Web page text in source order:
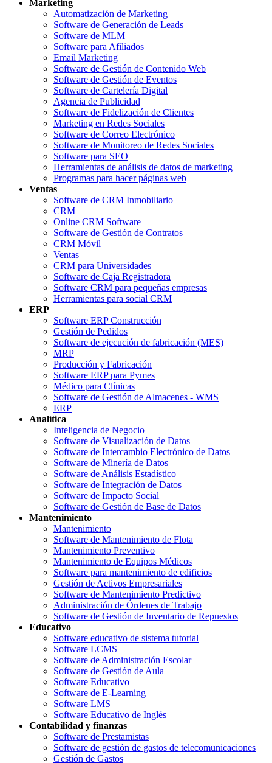
Marketing
Automatización de Marketing
Software de Generación de Leads
Software de MLM
Software para Afiliados
Email Marketing
Software de Gestión de Contenido Web
Software de Gestión de Eventos
Software de Cartelería Digital
Agencia de Publicidad
Software de Fidelización de Clientes
Marketing en Redes Sociales
Software de Correo Electrónico
Software de Monitoreo de Redes Sociales
Software para SEO
Herramientas de análisis de datos de marketing
Programas para hacer páginas web
Ventas
Software de CRM Inmobiliario
CRM
Online CRM Software
Software de Gestión de Contratos
CRM Móvil
Ventas
CRM para Universidades
Software de Caja Registradora
Software CRM para pequeñas empresas
Herramientas para social CRM
ERP
Software ERP Construcción
Gestión de Pedidos
Software de ejecución de fabricación (MES)
MRP
Producción y Fabricación
Software ERP para Pymes
Médico para Clínicas
Software de Gestión de Almacenes - WMS
ERP
Analítica
Inteligencia de Negocio
Software de Visualización de Datos
Software de Intercambio Electrónico de Datos
Software de Minería de Datos
Software de Análisis Estadístico
Software de Integración de Datos
Software de Impacto Social
Software de Gestión de Base de Datos
Mantenimiento
Mantenimiento
Software de Mantenimiento de Flota
Mantenimiento Preventivo
Mantenimiento de Equipos Médicos
Software para mantenimiento de edificios
Gestión de Activos Empresariales
Software de Mantenimiento Predictivo
Administración de Órdenes de Trabajo
Software de Gestión de Inventario de Repuestos
Educativo
Software educativo de sistema tutorial
Software LCMS
Software de Administración Escolar
Software de Gestión de Aula
Software Educativo
Software de E-Learning
Software LMS
Software Educativo de Inglés
Contabilidad y finanzas
Software de Prestamistas
Software de gestión de gastos de telecomunicaciones
Gestión de Gastos